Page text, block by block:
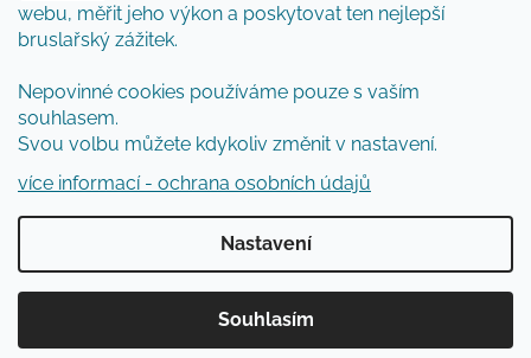
webu, měřit jeho výkon a poskytovat ten nejlepší
bruslařský zážitek.
Nepovinné cookies používáme pouze s vaším
souhlasem.
Svou volbu můžete kdykoliv změnit v nastavení.
více informací - ochrana osobních údajů
Nastavení
Souhlasím
E-mail
Vložením e-mailu souhlasíte spodmínkami
ochrany osobních údajů
PŘIHLÁSIT SE
Vytvořil Shoptet
Inlinespecial
vyhrazena.Upravit nastavení cookies